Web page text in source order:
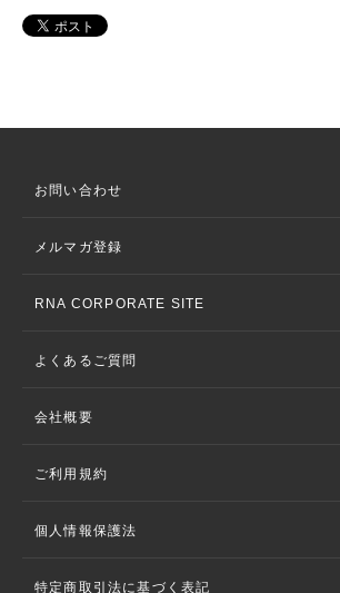
お問い合わせ
メルマガ登録
RNA CORPORATE SITE
よくあるご質問
会社概要
ご利用規約
個人情報保護法
特定商取引法に基づく表記